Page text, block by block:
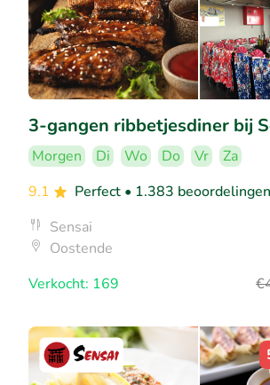
3-gangen ribbetjesdiner bij
Morgen Di Wo Do Vr
Za
9.1
Perfect • 1.383 beoordelingen
Sensai
Oostende
Verkocht: 169